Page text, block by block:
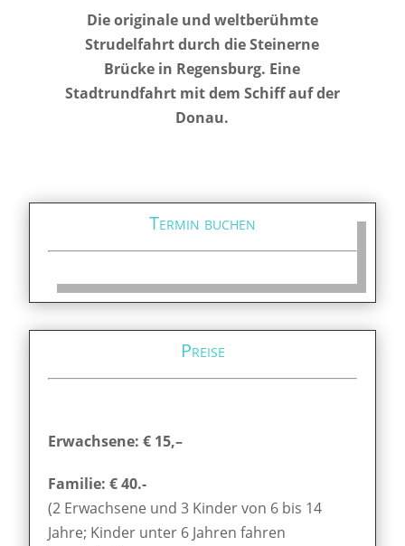
Die originale und weltberühmte
Strudelfahrt durch die Steinerne
Brücke in Regensburg. Eine
Stadtrundfahrt mit dem Schiff auf der
Donau.
Termin buchen
Preise
Erwachsene: € 15,–
Familie: € 40.-
(2 Erwachsene und 3 Kinder von 6 bis 14
Jahre; Kinder unter 6 Jahren fahren